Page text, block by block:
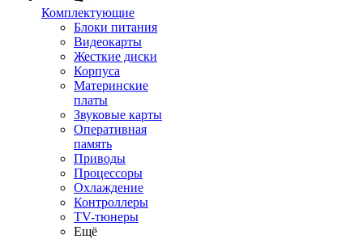
Комплектующие
Блоки питания
Видеокарты
Жесткие диски
Корпуса
Материнские
платы
Звуковые карты
Оперативная
память
Приводы
Процессоры
Охлаждение
Контроллеры
TV-тюнеры
Ещё